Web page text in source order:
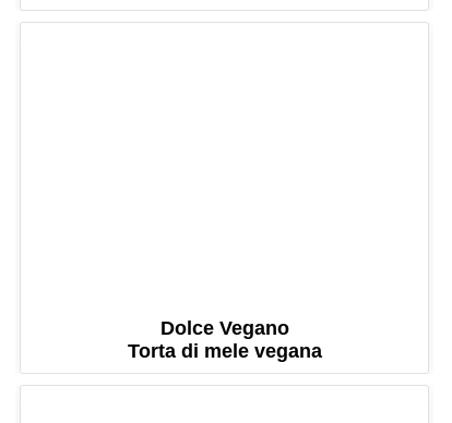
Dolce Vegano
Torta di mele vegana